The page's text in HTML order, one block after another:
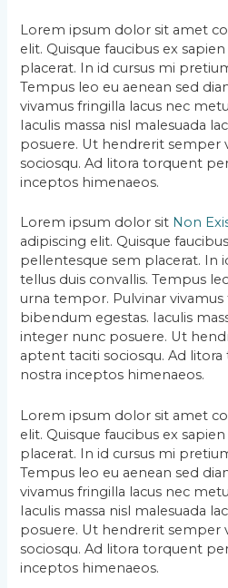
Lorem ipsum dolor sit amet
elit. Quisque faucibus ex
placerat. In id cursus mi
Tempus leo eu aenean sed
vivamus fringilla lacus nec
Iaculis massa nisl malesuada
posuere. Ut hendrerit semper
sociosqu. Ad litora torquent
inceptos himenaeos.
Lorem ipsum dolor sit Non
adipiscing elit. Quisque
pellentesque sem placerat. In
tellus duis convallis. Tempus
urna tempor. Pulvinar
bibendum egestas. Iaculis
integer nunc posuere. Ut
aptent taciti sociosqu. Ad
nostra inceptos himenaeos.
Lorem ipsum dolor sit amet
elit. Quisque faucibus ex
placerat. In id cursus mi
Tempus leo eu aenean sed
vivamus fringilla lacus nec
Iaculis massa nisl malesuada
posuere. Ut hendrerit semper
sociosqu. Ad litora torquent
inceptos himenaeos.